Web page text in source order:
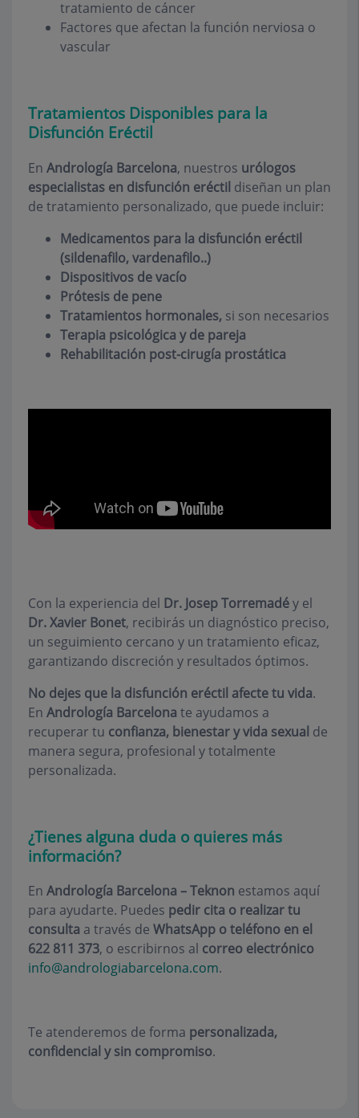
tratamiento de cáncer
Factores que afectan la función nerviosa o
vascular
Tratamientos Disponibles para la
Disfunción Eréctil
En Andrología Barcelona, nuestros urólogos
especialistas en disfunción eréctil diseñan un plan
de tratamiento personalizado, que puede incluir:
Medicamentos para la disfunción eréctil
(sildenafilo, vardenafilo..)
Dispositivos de vacío
Prótesis de pene
Tratamientos hormonales, si son necesarios
Terapia psicológica y de pareja
Rehabilitación post-cirugía prostática
Con la experiencia del Dr. Josep Torremadéy el
Dr. Xavier Bonet, recibirás un diagnóstico preciso,
un seguimiento cercano y un tratamiento eficaz,
garantizando discreción y resultados óptimos.
No dejes que la disfunción eréctil afecte tu vida.
En Andrología Barcelona te ayudamos a
recuperar tu confianza, bienestar y vida sexual de
manera segura, profesional y totalmente
personalizada.
¿Tienes alguna duda o quieres más
información?
En Andrología Barcelona – Teknon estamos aquí
para ayudarte. Puedes pedir cita o realizar tu
consulta a través de WhatsApp o teléfono en el
622 811 373, o escribirnos al correo electrónico
info@andrologiabarcelona.com.
Te atenderemos de forma personalizada,
confidencial y sin compromiso.